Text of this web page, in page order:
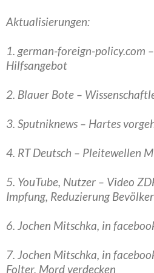
Aktualisierungen:
1. german-foreign-policy.com
Hilfsangebot
2. Blauer Bote –
3. Sputniknews – Hartes
4. RT Deutsch – Pleitewellen
5. YouTube, Nutzer – Video
Impfung, Reduzierung
6. Jochen Mitschka, in
7. Jochen Mitschka, in
Folter, Mord verdecken